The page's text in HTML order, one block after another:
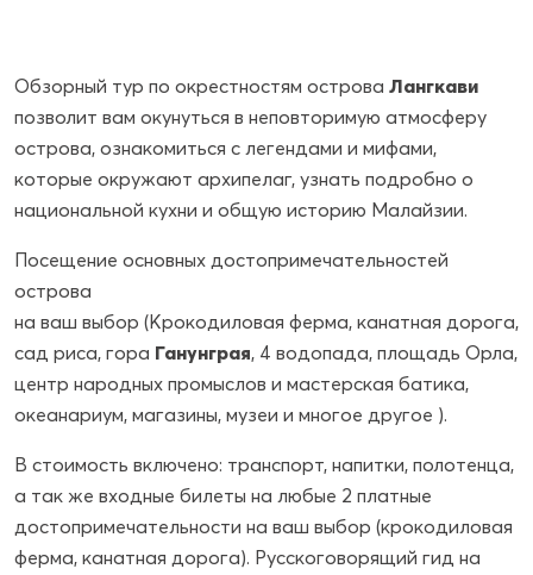
Обзорный тур по окрестностям острова Лангкави
позволит вам окунуться в неповторимую атмосферу
острова, ознакомиться с легендами и мифами,
которые окружают архипелаг, узнать подробно о
национальной кухни и общую историю Малайзии.
Посещение основных достопримечательностей
острова
на ваш выбор (Крокодиловая ферма, канатная дорога,
сад риса, гора Ганунграя, 4 водопада, площадь Орла,
центр народных промыслов и мастерская батика,
океанариум, магазины, музеи и многое другое ).
В стоимость включено: транспорт, напитки, полотенца,
а так же входные билеты на любые 2 платные
достопримечательности на ваш выбор (крокодиловая
ферма, канатная дорога). Русскоговорящий гид на